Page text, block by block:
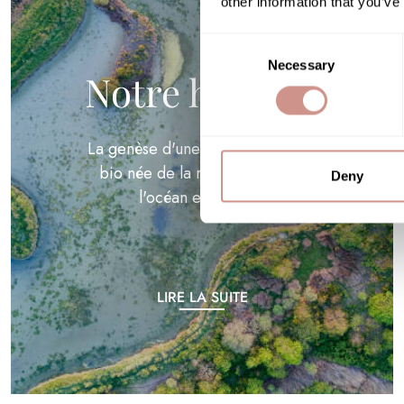
Necessary
Deny
Le
Notre histoire
La genèse d'une gamme de soins
bio née de la rencontre entre
l'océan et la terre.
LIRE LA SUITE